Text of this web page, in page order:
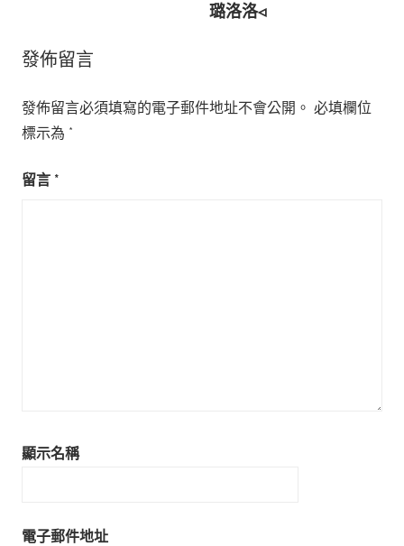
璐洛洛◃
發佈留言
發佈留言必須填寫的電子郵件地址不會公開。 必填欄位
標示為 *
留言 *
顯示名稱
電子郵件地址